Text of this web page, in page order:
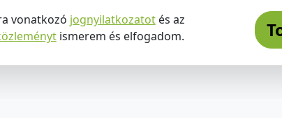
vonatkozó jognyilatkozatotés az
ismerem és elfogadom.